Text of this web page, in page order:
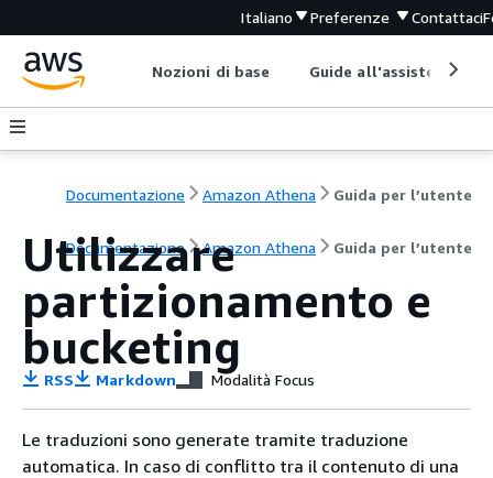
Italiano Preferenze Contattaci
Nozioni di base Guide all'assistenza
Documentazione Amazon Athena Guida per l’utente
Documentazione Amazon Athena Guida per l’utente
Utilizzare
partizionamento e
bucketing
RSS Markdown Modalità Focus
Le traduzioni sono generate tramite traduzione
automatica. In caso di conflitto tra il contenuto di una